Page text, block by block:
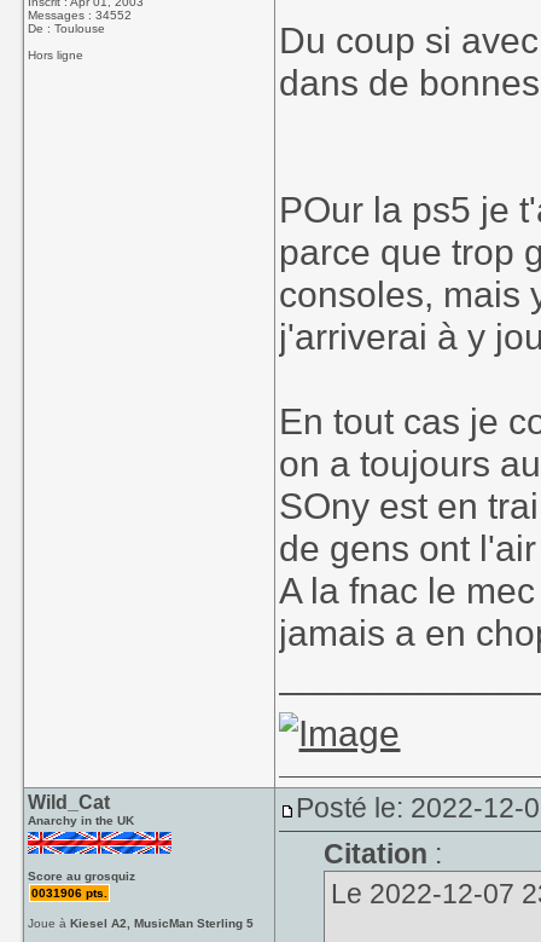
Messages : 34552
De : Toulouse
Hors ligne
Du coup si
dans de
POur la ps5 je
parce que trop
consoles, mais
j'arriverai à y
En tout cas je
on a toujours
SOny est en
de gens ont
A la fnac le
jamais a en
Wild_Cat
Anarchy in the UK
Score au grosquiz
0031906 pts.
Joue àKiesel A2, MusicMan Sterling 5
Posté le: 2022-12-
Citation :
Le 2022-12-07